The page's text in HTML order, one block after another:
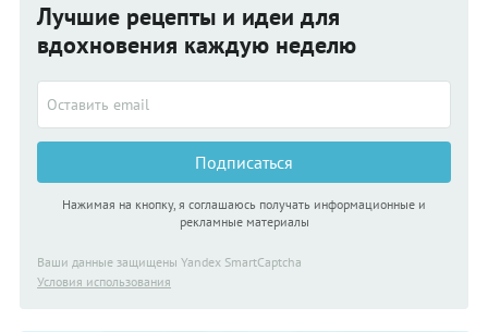
Лучшие рецепты и идеи для
вдохновения каждую неделю
Подписаться
Нажимая на кнопку, я соглашаюсь получать информационные и
рекламные материалы
Ваши данные защищены Yandex SmartCaptcha
Условия использования